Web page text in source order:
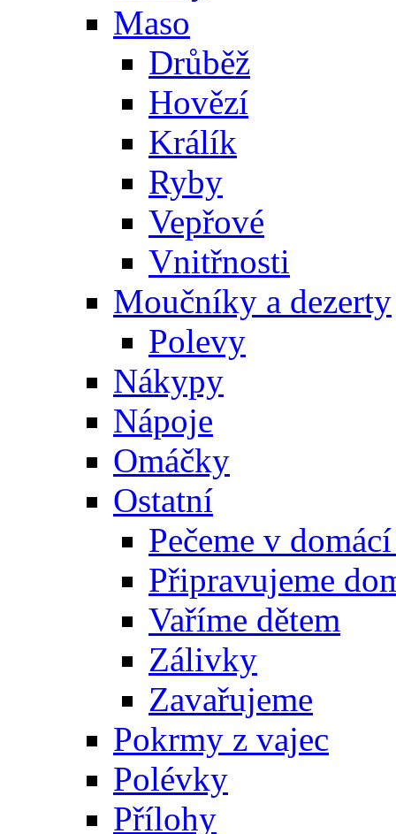
Maso
Drůběž
Hovězí
Králík
Ryby
Vepřové
Vnitřnosti
Moučníky a dezerty
Polevy
Nákypy
Nápoje
Omáčky
Ostatní
Pečeme v
Připravujeme
Vaříme dětem
Zálivky
Zavařujeme
Pokrmy z vajec
Polévky
Přílohy